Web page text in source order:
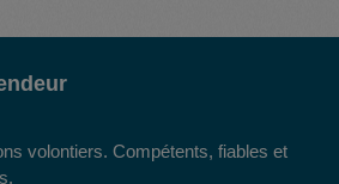
volontiers. Compétents, fiables et